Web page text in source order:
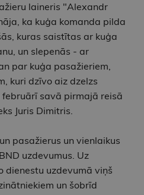
laineris "Alexandr
ka kuģa komanda pilda
kuras saistītas ar kuģa
un slepenās - ar
par kuģa pasažieriem,
kuri dzīvo aiz dzelzs
savā pirmajā reisā
Juris Dimitris.
pasažierus un vienlaikus
uzdevumus. Uz
dienestu uzdevumā viņš
un šobrīd